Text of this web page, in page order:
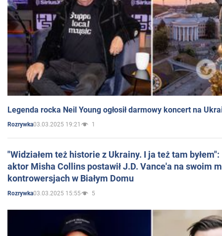
Legenda rocka Neil Young ogłosił darmowy koncert na
Rozrywka03.03.2025 19:21 1
"Widziałem też historie z Ukrainy. I ja też tam
aktor Misha Collins postawił J.D. Vance'a na swoim
kontrowersjach w Białym Domu
Rozrywka03.03.2025 15:55 5